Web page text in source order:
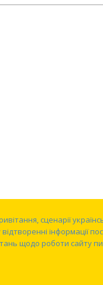
сценарії
інформації
щодо роботи сайту